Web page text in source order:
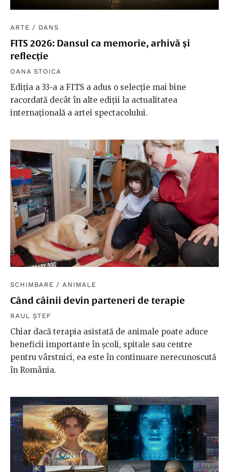
ARTE / DANS
FITS 2026: Dansul ca memorie, arhivă și
reflecție
OANA STOICA
Ediția a 33-a a FITS a adus o selecție mai bine
racordată decât în alte ediții la actualitatea
internațională a artei spectacolului.
SCHIMBARE / ANIMALE
Când câinii devin parteneri de terapie
RAUL ȘTEF
Chiar dacă terapia asistată de animale poate aduce
beneficii importante în școli, spitale sau centre
pentru vârstnici, ea este în continuare nerecunoscută
în România.